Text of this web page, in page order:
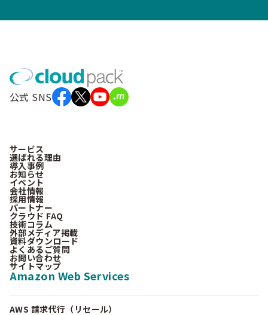
公式 SNS
サービス
選ばれる理由
導入事例
お知らせ
イベント
会社情報
採用情報
パートナー
クラウド FAQ
技術コラム
外部メディア掲載
資料ダウンロード
よくあるご質問
お問い合わせ
サイトマップ
Amazon Web Services
AWS 請求代行（リセール）